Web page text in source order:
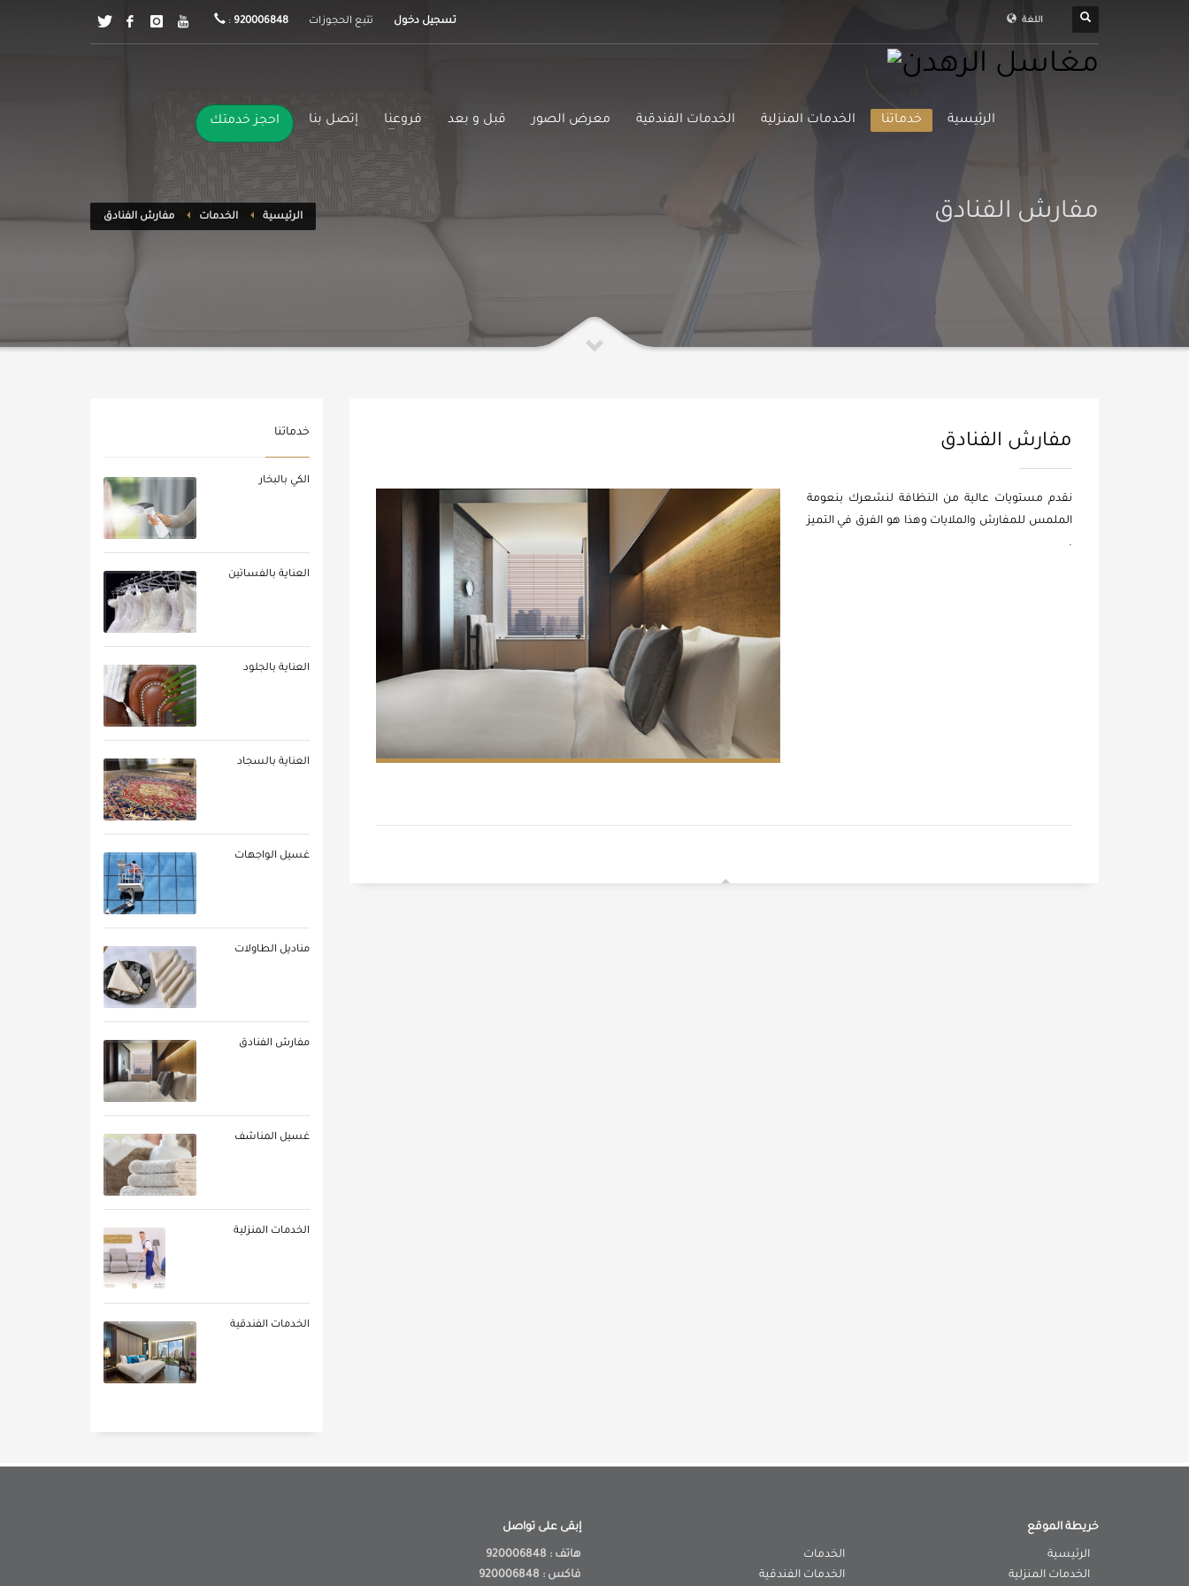
اللغة : 920006848 تسجيل دخول تتبع الحجوزات
الرئيسية خدماتنا الخدمات المنزلية الخدمات الفندقية معرض الصور قبل و بعد فروعنا إتصل بنا احجز خدمتك
مفارش الفنادق الرئيسية الخدمات مفارش الفنادق
مفارش الفنادق
نقدم مستويات عالية من النظافة لنشعرك بنعومة
الملمس للمفارش والملايات وهذا هو الفرق في التميز
.
خدماتنا
الكي بالبخار
العناية بالفساتين
العناية بالجلود
العناية بالسجاد
غسيل الواجهات
مناديل الطاولات
مفارش الفنادق
غسيل المناشف
الخدمات المنزلية
الخدمات الفندقية
خريطة الموقع
الرئيسية
الخدمات
الخدمات المنزلية
الخدمات الفندقية
إبقى على تواصل
هاتف : 920006848
فاكس : 920006848